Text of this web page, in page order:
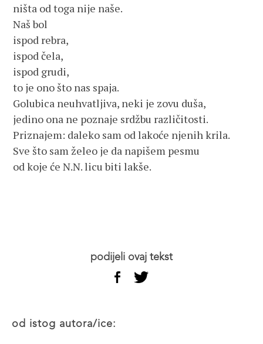
ništa od toga nije naše.
Naš bol
ispod rebra,
ispod čela,
ispod grudi,
to je ono što nas spaja.
Golubica neuhvatljiva, neki je zovu duša,
jedino ona ne poznaje srdžbu različitosti.
Priznajem: daleko sam od lakoće njenih krila.
Sve što sam želeo je da napišem pesmu
od koje će N.N. licu biti lakše.
podijeli ovaj tekst
od istog autora/ice: